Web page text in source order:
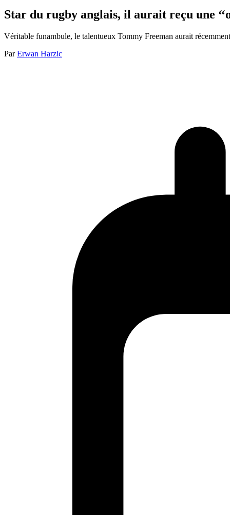
Star du rugby anglais, il aurait reçu une
Véritable funambule, le talentueux Tommy Freeman aurait
Par Erwan Harzic